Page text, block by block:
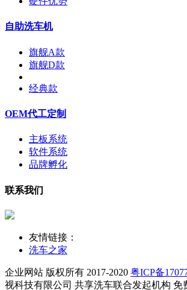
自助洗车机
旗舰A款
旗舰D款
经典款
OEM代工定制
主板系统
软件系统
品牌孵化
联系我们
友情链接：
洗车之家
企业网站 版权所有 2017-2020 粤ICP备
视科技有限公司 共享洗车联合发起机构 免